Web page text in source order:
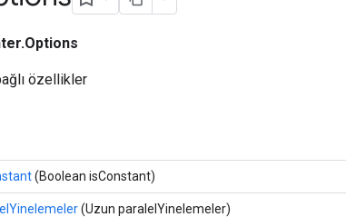
özellikler
(Boolean isConstant)
(Uzun paralelYinelemeler)